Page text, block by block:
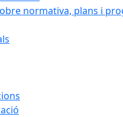
normativa, plans i